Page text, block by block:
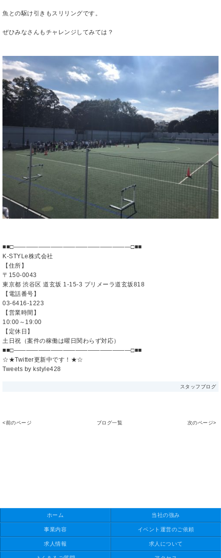
魚との駆け引きもスリリングです。
ぜひみなさんもチャレンジしてみては？
■■□―――――――――――――――――――□■■
K-STYLe株式会社
【住所】
〒150-0043
東京都 渋谷区 道玄坂 1-15-3 プリメーラ道玄坂818
【電話番号】
03-6416-1223
【営業時間】
10:00～19:00
【定休日】
土日祝（案件の稼働は曜日関わらず対応）
■■□―――――――――――――――――――□■■
☆★Twitter更新中です！★☆
Tweets by kstyle428
スタッフブログ
<前のページ ブログ一覧 次のページ>
ホーム 当社の強み
事業内容 イベント運営のご依頼
求人情報 求人について